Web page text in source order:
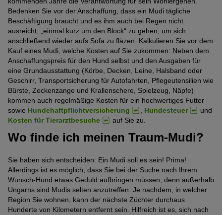
Bedenken Sie vor der Anschaffung, dass ein Mudi tägliche
Beschäftigung braucht und es ihm auch bei Regen nicht
ausreicht, „einmal kurz um den Block“ zu gehen, um sich
anschließend wieder aufs Sofa zu fläzen. Kalkulieren Sie vor dem
Kauf eines Mudi, welche Kosten auf Sie zukommen: Neben dem
Anschaffungspreis für den Hund selbst und den Ausgaben für
eine Grundausstattung (Körbe, Decken, Leine, Halsband oder
Geschirr, Transportsicherung für Autofahrten, Pflegeutensilien wie
Bürste, Zeckenzange und Krallenschere, Spielzeug, Näpfe)
kommen auch regelmäßige Kosten für ein hochwertiges Futter
sowie Hundehaftpflichtversicherung Hundesteuer
und
Kosten für Tierarztbesuche
auf Sie zu.
Wo finde ich meinen Traum-Mudi?
Sie haben sich entscheiden: Ein Mudi soll es sein! Prima!
Allerdings ist es möglich, dass Sie bei der Suche nach Ihrem
Wunsch-Hund etwas Geduld aufbringen müssen, denn außerhalb
Ungarns sind Mudis selten anzutreffen. Je nachdem, in welcher
Region Sie wohnen, kann der nächste Züchter durchaus
Hunderte von Kilometern entfernt sein. Hilfreich ist es, sich nach